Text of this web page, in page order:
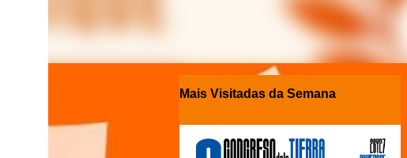
Mais Visitadas da Semana